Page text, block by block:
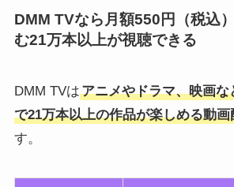
DMM TVなら月額550円（税込
む21万本以上が視聴できる
DMM TVはアニメやドラマ、映画
で21万本以上の作品が楽しめる動
す。